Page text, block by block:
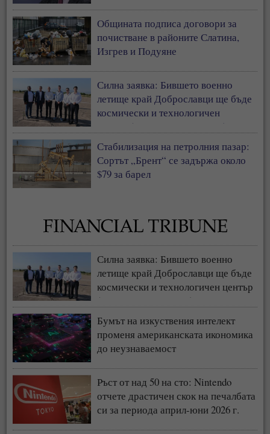
антисемити сме българите
Общината подписа договори за
почистване в районите Слатина,
Изгрев и Подуяне
Силна заявка: Бившето военно
летище край Доброславци ще бъде
космически и технологичен
център (СНИМКИ + ВИДЕО)
Стабилизация на петролния пазар:
Сортът „Брент“ се задържа около
$79 за барел
Силна заявка: Бившето военно
летище край Доброславци ще бъде
космически и технологичен център
(СНИМКИ + ВИДЕО)
Бумът на изкуствения интелект
променя американската икономика
до неузнаваемост
Ръст от над 50 на сто: Nintendo
отчете драстичен скок на печалбата
си за периода април-юни 2026 г.